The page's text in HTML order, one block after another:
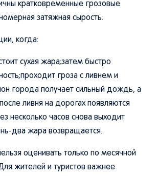
кратковременные грозовые
затяжная сырость.
когда:
сухая жара;затем быстро
гроза с ливнем и
города получает сильный дождь, а
ливня на дорогах появляются
несколько часов снова выходит
два жара возвращается.
оценивать только по месячной
жителей и туристов важнее